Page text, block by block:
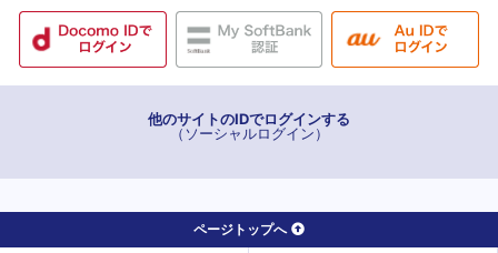
高岡
高岡
他のサイトのIDでログインする
（ソーシャルログイン）
ページトップへ